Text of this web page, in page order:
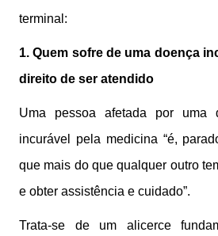
terminal:
1. Quem sofre de uma doença
direito de ser atendido
Uma pessoa afetada por uma
incurável pela medicina “é,
que mais do que qualquer outro
e obter assistência e cuidado”.
Trata-se de um alicerce